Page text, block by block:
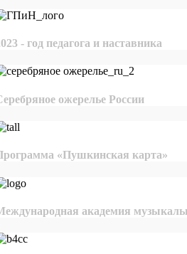
- год педагога и наставника
ожерелье России
«Пушкинская карта»
академия